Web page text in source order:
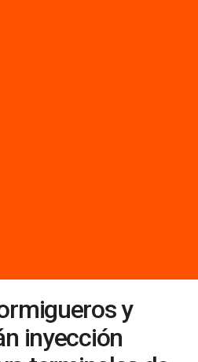
y
inyección